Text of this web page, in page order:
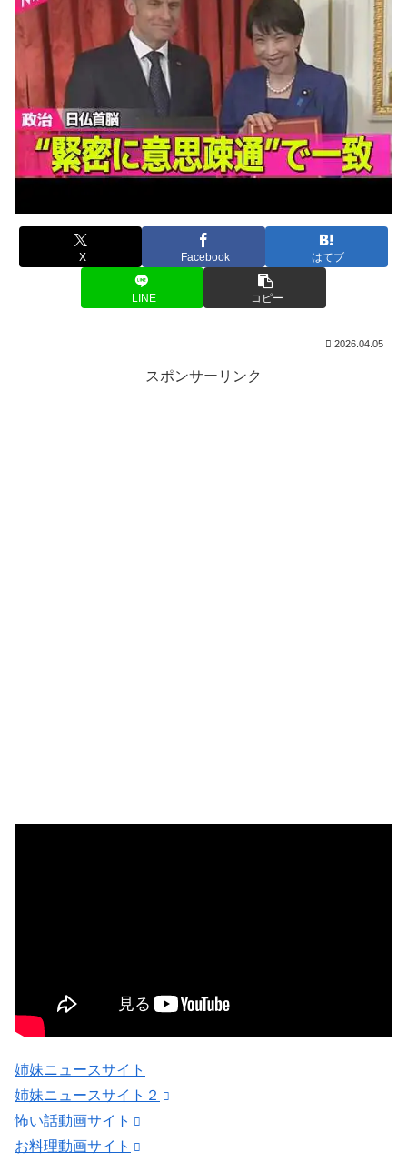
X Facebook はてブ
LINE コピー
2026.04.05
スポンサーリンク
姉妹ニュースサイト
姉妹ニュースサイト２
怖い話動画サイト
お料理動画サイト